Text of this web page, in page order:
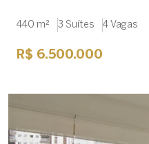
440 m² 3 Suítes 4 Vagas
R$ 6.500.000